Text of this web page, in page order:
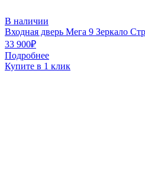
В наличии
Входная дверь Мега 9 Зеркало
33 900₽
Подробнее
Купите в 1 клик